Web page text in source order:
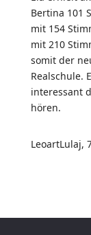
Bertina 101
mit 154
mit 210
somit der
Realschule.
interessant
hören.
LeoartLulaj,